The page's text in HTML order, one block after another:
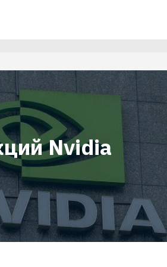
Nvidia